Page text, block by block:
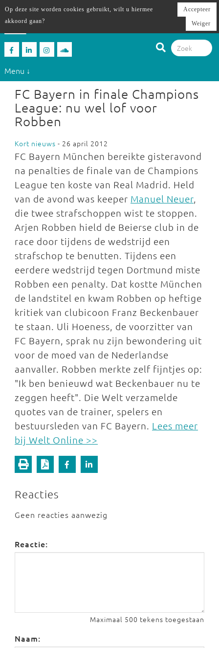
Menu ↓
FC Bayern in finale Champions
League: nu wel lof voor
Robben
Kort nieuws - 26 april 2012
FC Bayern München bereikte gisteravond
na penalties de finale van de Champions
League ten koste van Real Madrid. Held
van de avond was keeper Manuel Neuer,
die twee strafschoppen wist te stoppen.
Arjen Robben hield de Beierse club in de
race door tijdens de wedstrijd een
strafschop te benutten. Tijdens een
eerdere wedstrijd tegen Dortmund miste
Robben een penalty. Dat kostte München
de landstitel en kwam Robben op heftige
kritiek van clubicoon Franz Beckenbauer
te staan. Uli Hoeness, de voorzitter van
FC Bayern, sprak nu zijn bewondering uit
voor de moed van de Nederlandse
aanvaller. Robben merkte zelf fijntjes op:
"Ik ben benieuwd wat Beckenbauer nu te
zeggen heeft". Die Welt verzamelde
quotes van de trainer, spelers en
bestuursleden van FC Bayern. Lees meer
bij Welt Online >>
Reacties
Geen reacties aanwezig
Reactie:
Maximaal 500 tekens toegestaan
Naam:
Op deze site worden cookies gebruikt, wilt u hiermee
akkoord gaan?
Accepteer
Weiger